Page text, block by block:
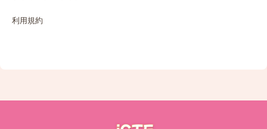
利用規約